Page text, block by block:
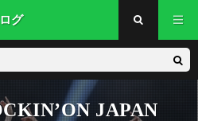
グ
JAPAN